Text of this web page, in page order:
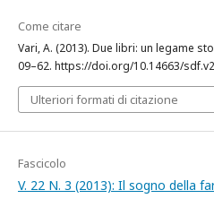
Come citare
Vari, A. (2013). Due libri: un legame
09–62. https://doi.org/10.14663/
Ulteriori formati di citazione
Fascicolo
V. 22 N. 3 (2013): Il sogno della